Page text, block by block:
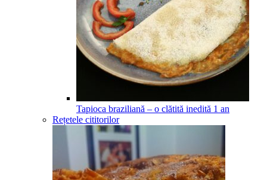
Tapioca braziliană – o clătită inedită 1 an
Rețetele cititorilor